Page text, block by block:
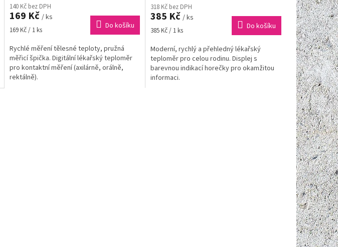
140 Kč bez DPH
169 Kč / ks
Měrná
169 Kč / 1 ks Do košíku
Rychlé měření tělesné teploty, pružná
měřicí špička. Digitální lékařský teploměr
pro kontaktní měření (axilárně, orálně,
rektálně).
318 Kč bez DPH
385 Kč / ks
Měrná
385 Kč / 1 ks Do košíku
Moderní, rychlý a přehledný lékařský
teploměr pro celou rodinu. Displej s
barevnou indikací horečky pro okamžitou
informaci.